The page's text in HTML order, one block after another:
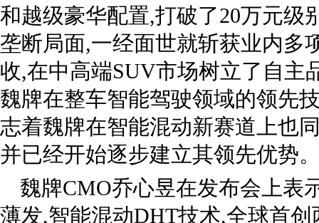
和越级豪华配置,打破了20万元级
垄断局面,一经面世就斩获业内多
收,在中高端SUV市场树立了自主
魏牌在整车智能驾驶领域的领先
志着魏牌在智能混动新赛道上也
并已经开始逐步建立其领先优势
魏牌CMO乔心昱在发布会上表
薄发,智能混动DHT技术,全球首